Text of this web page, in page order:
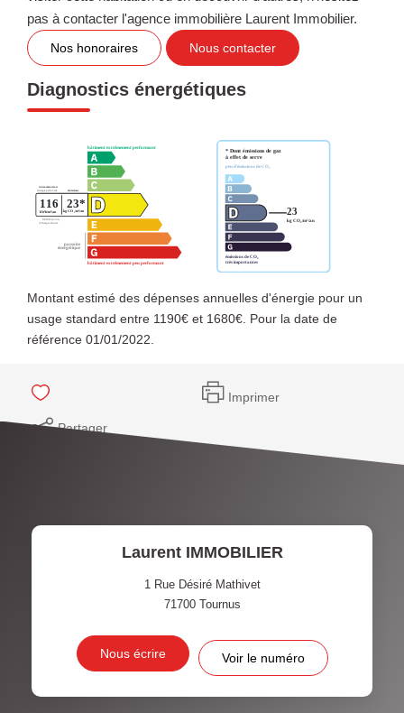
pas à contacter l'agence immobilière Laurent Immobilier.
Nos honoraires Nous contacter
Diagnostics énergétiques
Montant estimé des dépenses annuelles d'énergie pour un
usage standard entre 1190€ et 1680€. Pour la date de
référence 01/01/2022.
Imprimer
Partager
Laurent IMMOBILIER
1 Rue Désiré Mathivet
71700 Tournus
Nous écrire Voir le numéro